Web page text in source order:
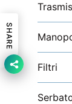
Filtri
SHARE